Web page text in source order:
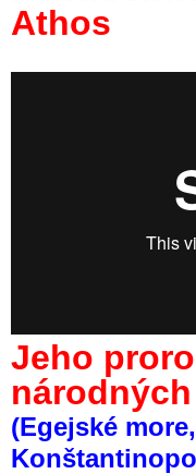
Athos
Jeho
(Egejské